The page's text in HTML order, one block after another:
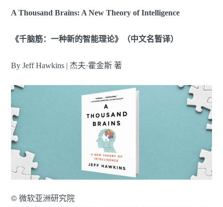
A Thousand Brains: A New Theory of Intelligence
《千脑筋：一种新的智能理论》（中文名暂译）
By Jeff Hawkins | 杰夫·霍金斯 著
© 微软亚洲研究院